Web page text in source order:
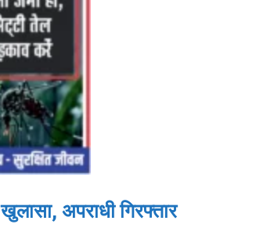
अपराधी गिरफ्तार